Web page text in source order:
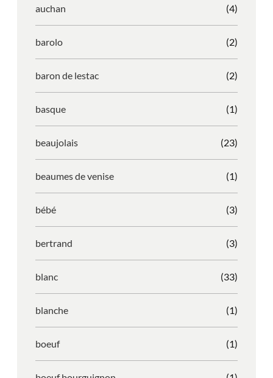
auchan (4)
barolo (2)
baron de lestac (2)
basque (1)
beaujolais (23)
beaumes de venise (1)
bébé (3)
bertrand (3)
blanc (33)
blanche (1)
boeuf (1)